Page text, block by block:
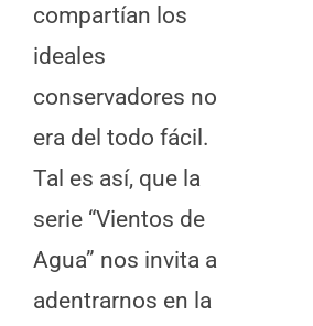
compartían los
ideales
conservadores no
era del todo fácil.
Tal es así, que la
serie “Vientos de
Agua” nos invita a
adentrarnos en la